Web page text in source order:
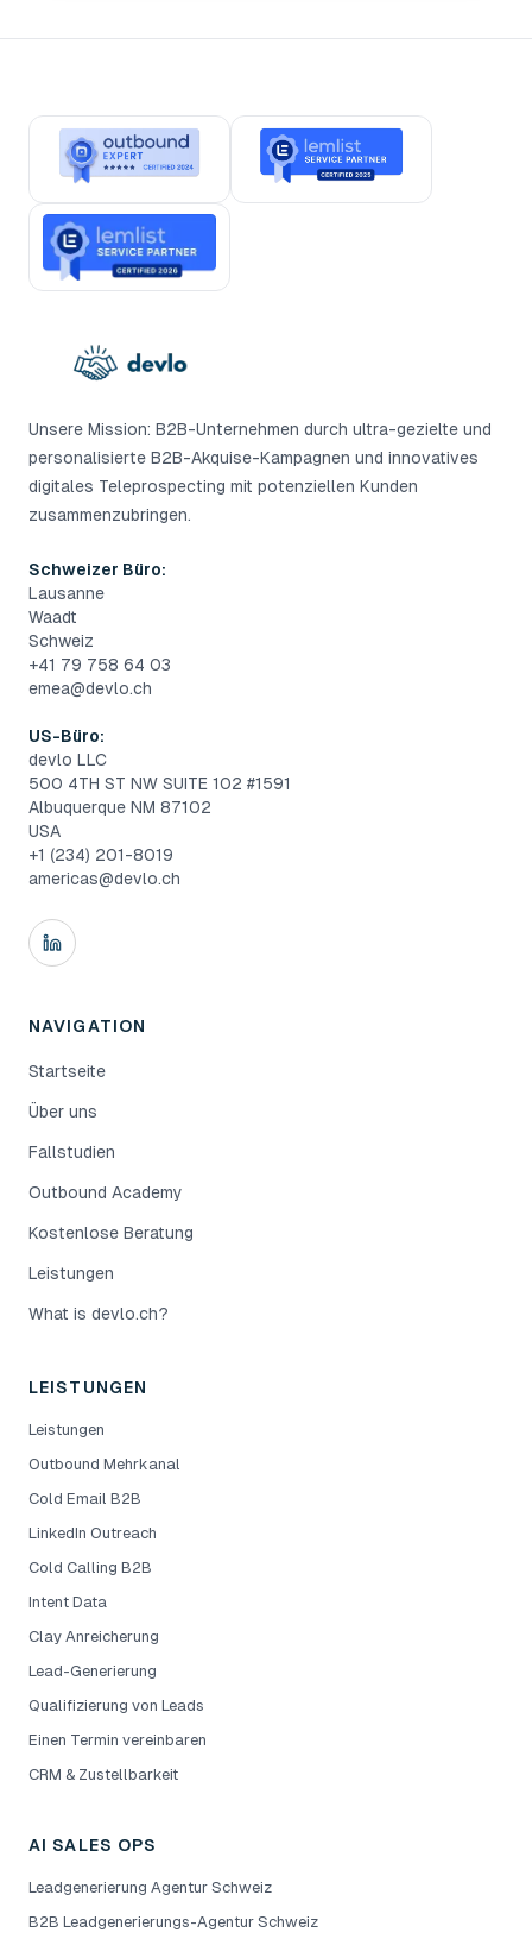
Unsere Mission: B2B-Unternehmen durch ultra-gezielte und
personalisierte B2B-Akquise-Kampagnen und innovatives
digitales Teleprospecting mit potenziellen Kunden
zusammenzubringen.
Schweizer Büro:
Lausanne
Waadt
Schweiz
+41 79 758 64 03
emea@devlo.ch
US-Büro:
devlo LLC
500 4TH ST NW SUITE 102 #1591
Albuquerque NM 87102
USA
+1 (234) 201-8019
americas@devlo.ch
NAVIGATION
Startseite
Über uns
Fallstudien
Outbound Academy
Kostenlose Beratung
Leistungen
What is devlo.ch?
LEISTUNGEN
Leistungen
Outbound Mehrkanal
Cold Email B2B
LinkedIn Outreach
Cold Calling B2B
Intent Data
Clay Anreicherung
Lead-Generierung
Qualifizierung von Leads
Einen Termin vereinbaren
CRM & Zustellbarkeit
AI SALES OPS
Leadgenerierung Agentur Schweiz
B2B Leadgenerierungs-Agentur Schweiz